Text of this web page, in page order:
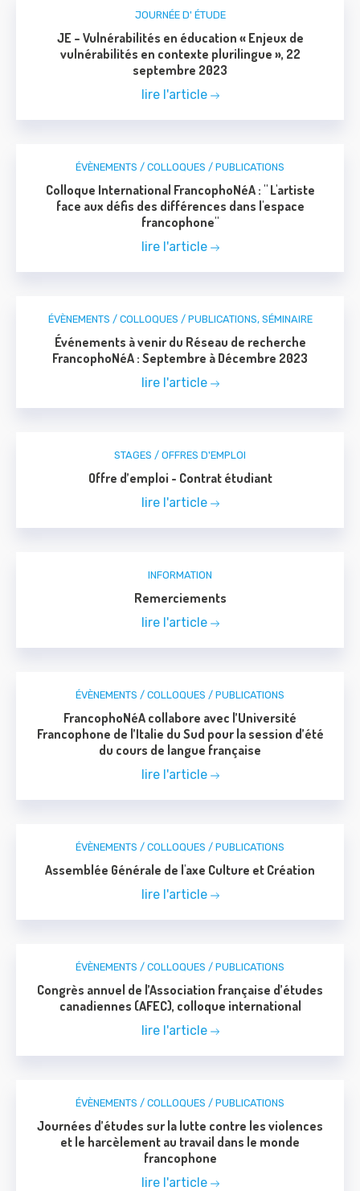
JOURNÉE D' ÉTUDE
JE – Vulnérabilités en éducation « Enjeux de
vulnérabilités en contexte plurilingue », 22
septembre 2023
lire l'article
ÉVÈNEMENTS / COLLOQUES / PUBLICATIONS
Colloque International FrancophoNéA : " L'artiste
face aux défis des différences dans l'espace
francophone"
lire l'article
ÉVÈNEMENTS / COLLOQUES / PUBLICATIONS, SÉMINAIRE
Événements à venir du Réseau de recherche
FrancophoNéA : Septembre à Décembre 2023
lire l'article
STAGES / OFFRES D'EMPLOI
Offre d’emploi - Contrat étudiant
lire l'article
INFORMATION
Remerciements
lire l'article
ÉVÈNEMENTS / COLLOQUES / PUBLICATIONS
FrancophoNéA collabore avec l’Université
Francophone de l’Italie du Sud pour la session d’été
du cours de langue française
lire l'article
ÉVÈNEMENTS / COLLOQUES / PUBLICATIONS
Assemblée Générale de l'axe Culture et Création
lire l'article
ÉVÈNEMENTS / COLLOQUES / PUBLICATIONS
Congrès annuel de l’Association française d’études
canadiennes (AFEC), colloque international
lire l'article
ÉVÈNEMENTS / COLLOQUES / PUBLICATIONS
Journées d’études sur la lutte contre les violences
et le harcèlement au travail dans le monde
francophone
lire l'article